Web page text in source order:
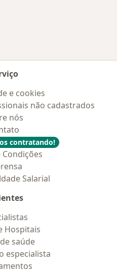
e cookies
não cadastrados
nós
contratando!
Salarial
Hospitais
saúde
especialista